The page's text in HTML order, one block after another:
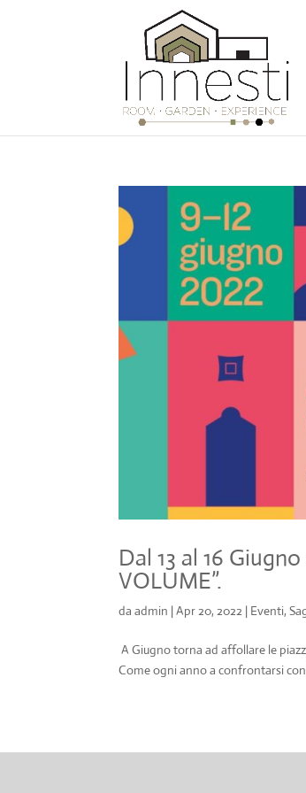
Dal 13 al 16
VOLUME”.
daadmin |Apr 20, 2022 | Eventi,
A Giugno torna ad affollare le
Come ogni anno a confrontarsi